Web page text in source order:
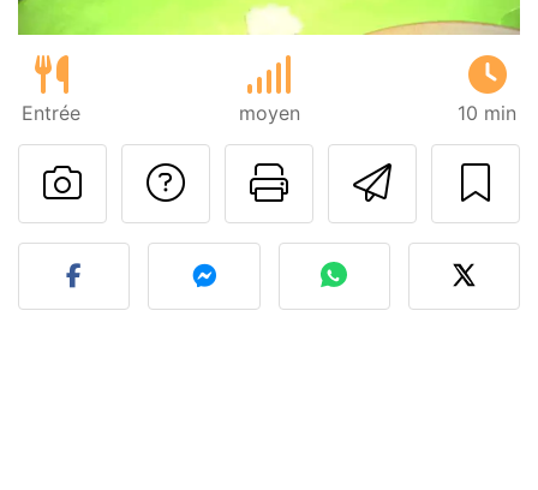
Entrée moyen 10 min
Imprimer
Poser une
Publier votre photo de